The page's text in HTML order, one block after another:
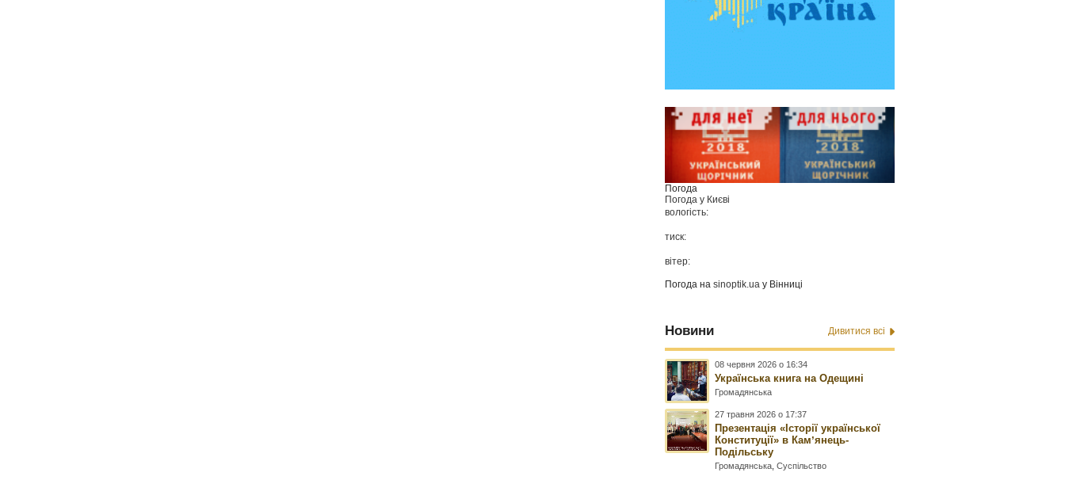
Погода
Погода у Києві
вологість:
тиск:
вітер:
Погода наsinoptik.ua у Вінниці
Новини Дивитися всі
08 червня 2026 о 16:34
Українська книга на Одещині
Громадянська
27 травня 2026 о 17:37
Презентація «Історії української
Конституції» в Камʼянець-
Подільську
Громадянська ,Суспільство